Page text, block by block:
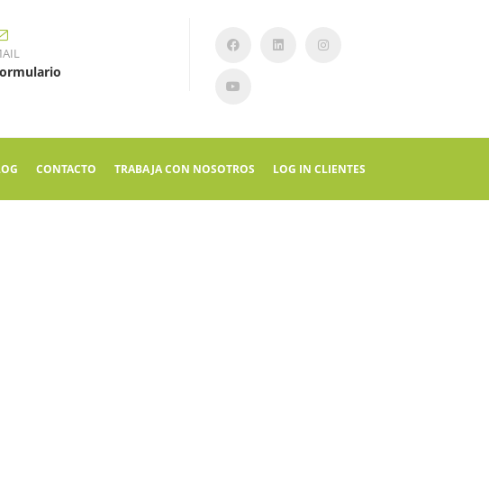
CONTACTO TRABAJA CON NOSOTROS LOG IN CLIENTES